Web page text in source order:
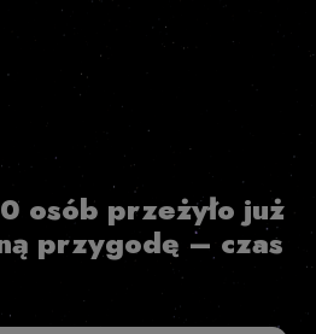
osób przeżyło już
przygodę – czas